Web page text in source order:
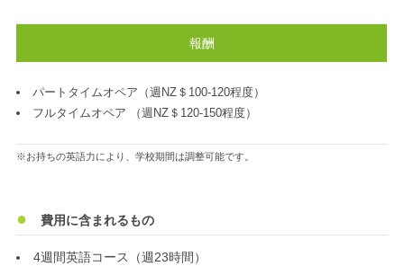
報酬
パートタイムオペア（週NZ＄100-120程度）
フルタイムオペア （週NZ＄120-150程度）
※お持ちの英語力により、学校期間は調整可能です。
費用に含まれるもの
4週間英語コース（週23時間）